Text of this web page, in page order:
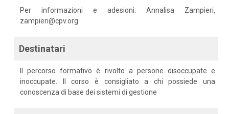
Per informazioni e adesioni: Annalisa Zampieri,
zampieri@cpv.org
Destinatari
Il percorso formativo è rivolto a persone disoccupate e
inoccupate. Il corso è consigliato a chi possiede una
conoscenza di base dei sistemi di gestione